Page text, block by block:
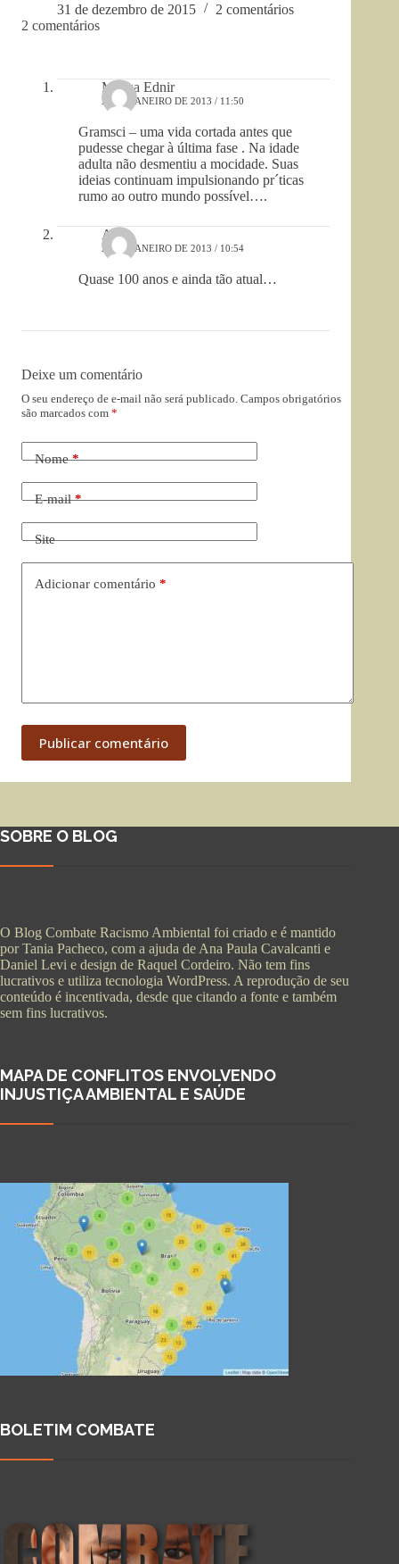
31 de dezembro de 2015
2 comentários
2 comentários
Madza Ednir
26 DE JANEIRO DE 2013 / 11:50
Gramsci – uma vida cortada antes que
pudesse chegar à última fase . Na idade
adulta não desmentiu a mocidade. Suas
ideias continuam impulsionando pr´ticas
rumo ao outro mundo possível….
Ana
23 DE JANEIRO DE 2013 / 10:54
Quase 100 anos e ainda tão atual…
Deixe um comentário
O seu endereço de e-mail não será publicado. Campos obrigatórios
são marcados com *
Nome*
E-mail*
Site
Adicionar comentário *
Publicar comentário
SOBRE O BLOG
O Blog Combate Racismo Ambiental foi criado e é mantido
por Tania Pacheco, com a ajuda de Ana Paula Cavalcanti e
Daniel Levi e design de Raquel Cordeiro. Não tem fins
lucrativos e utiliza tecnologia WordPress. A reprodução de seu
conteúdo é incentivada, desde que citando a fonte e também
sem fins lucrativos.
MAPA DE CONFLITOS ENVOLVENDO
INJUSTIÇA AMBIENTAL E SAÚDE
BOLETIM COMBATE